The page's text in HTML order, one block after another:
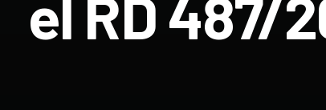
el RD 487/